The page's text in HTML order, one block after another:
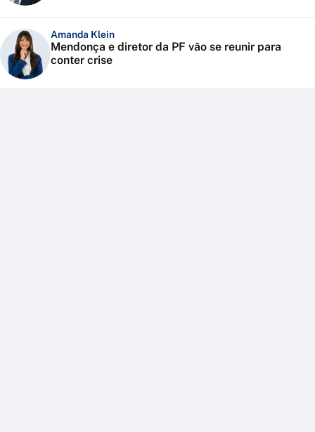
Amanda Klein
Mendonça e diretor da PF vão se reunir para
conter crise